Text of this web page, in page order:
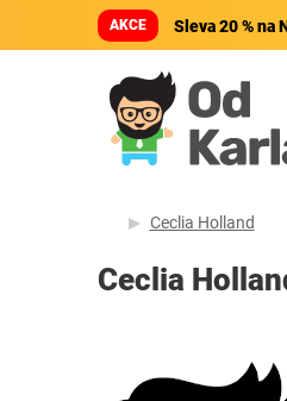
AKCE Sleva 20 % na
Ceclia Holland
Ceclia